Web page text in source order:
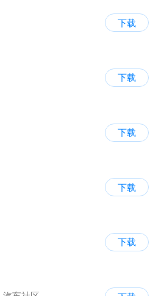
下载
下载
下载
下载
下载